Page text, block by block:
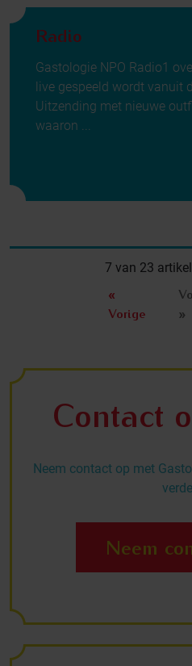
Radio
Gastologie NPO Radio1
live gespeeld wordt vanuit
Uitzending met nieuwe
waaron ...
7 van 23
«
Vorige
»
Contact
Neem contact op met
Neem